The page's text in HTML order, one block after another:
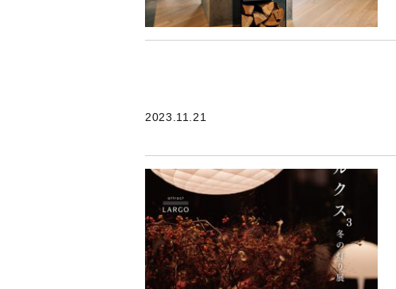
2023.11.21